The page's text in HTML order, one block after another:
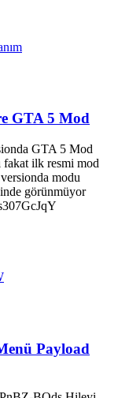
GTA 5 Mod
GTA 5 Mod
fakat ilk resmi mod
modu
görünmüyor
Payload